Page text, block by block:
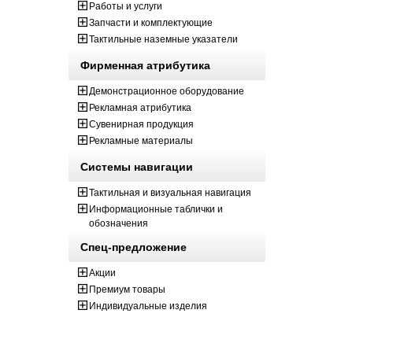
Работы и услуги
Запчасти и комплектующие
Тактильные наземные указатели
Фирменная атрибутика
Демонстрационное оборудование
Рекламная атрибутика
Сувенирная продукция
Рекламные материалы
Системы навигации
Тактильная и визуальная навигация
Информационные таблички и
обозначения
Спец-предложение
Акции
Премиум товары
Индивидуальные изделия